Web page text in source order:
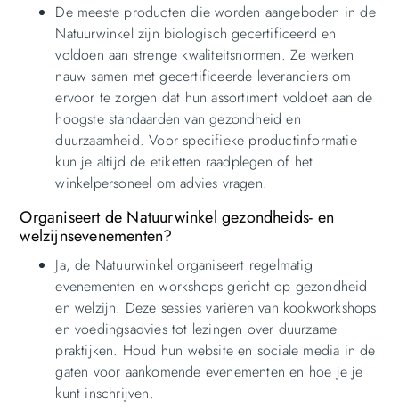
De meeste producten die worden aangeboden in de
Natuurwinkel zijn biologisch gecertificeerd en
voldoen aan strenge kwaliteitsnormen. Ze werken
nauw samen met gecertificeerde leveranciers om
ervoor te zorgen dat hun assortiment voldoet aan de
hoogste standaarden van gezondheid en
duurzaamheid. Voor specifieke productinformatie
kun je altijd de etiketten raadplegen of het
winkelpersoneel om advies vragen.
Organiseert de Natuurwinkel gezondheids- en
welzijnsevenementen?
Ja, de Natuurwinkel organiseert regelmatig
evenementen en workshops gericht op gezondheid
en welzijn. Deze sessies variëren van kookworkshops
en voedingsadvies tot lezingen over duurzame
praktijken. Houd hun website en sociale media in de
gaten voor aankomende evenementen en hoe je je
kunt inschrijven.